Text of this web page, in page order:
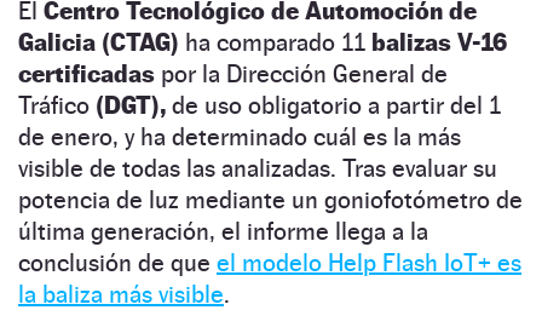
El Centro Tecnológico de Automoción de
Galicia (CTAG) ha comparado 11 balizas V-16
certificadas por la Dirección General de
Tráfico (DGT), de uso obligatorio a partir del 1
de enero, y ha determinado cuál es la más
visible de todas las analizadas. Tras evaluar su
potencia de luz mediante un goniofotómetro de
última generación, el informe llega a la
conclusión de que el modelo Help Flash IoT+ es
la baliza más visible.